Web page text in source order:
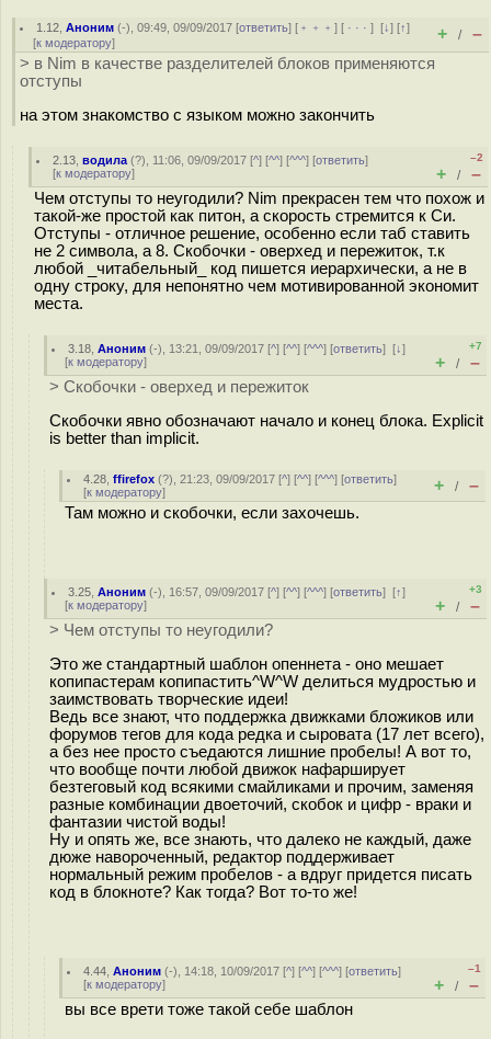
1.12 ,Аноним (-), 09:49, 09/09/2017 [ответить] [ ﹢﹢﹢] [ · · ·][↓] [↑]
[к модератору] + / –
> в Nim в качестве разделителей блоков применяются
отступы
на этом знакомство с языком можно закончить
2.13 ,водила (?), 11:06, 09/09/2017 [^] [^^] [^^^] [ответить]
[к модератору]
–2
+ / –
Чем отступы то неугодили? Nim прекрасен тем что похож и
такой-же простой как питон, а скорость стремится к Си.
Отступы - отличное решение, особенно если таб ставить
не 2 символа, а 8. Скобочки - оверхед и пережиток, т.к
любой _читабельный_ код пишется иерархически, а не в
одну строку, для непонятно чем мотивированной экономит
места.
3.18 ,Аноним (-), 13:21, 09/09/2017 [^] [^^] [^^^] [ответить][↓]
[к модератору]
+7
+ / –
> Скобочки - оверхед и пережиток
Скобочки явно обозначают начало и конец блока. Explicit
is better than implicit.
4.28 ,ffirefox (?), 21:23, 09/09/2017 [^] [^^] [^^^] [ответить]
[к модератору] + / –
Там можно и скобочки, если захочешь.
3.25 ,Аноним (-), 16:57, 09/09/2017 [^] [^^] [^^^] [ответить][↑]
[к модератору]
+3
+ / –
> Чем отступы то неугодили?
Это же стандартный шаблон опеннета - оно мешает
копипастерам копипастить^W^W делиться мудростью и
заимствовать творческие идеи!
Ведь все знают, что поддержка движками бложиков или
форумов тегов для кода редка и сыровата (17 лет всего),
а без нее просто съедаются лишние пробелы! А вот то,
что вообще почти любой движок нафарширует
безтеговый код всякими смайликами и прочим, заменяя
разные комбинации двоеточий, скобок и цифр - враки и
фантазии чистой воды!
Ну и опять же, все знають, что далеко не каждый, даже
дюже навороченный, редактор поддерживает
нормальный режим пробелов - а вдруг придется писать
код в блокноте? Как тогда? Вот то-то же!
4.44 ,Аноним (-), 14:18, 10/09/2017 [^] [^^] [^^^] [ответить]
[к модератору]
–1
+ / –
вы все врети тоже такой себе шаблон